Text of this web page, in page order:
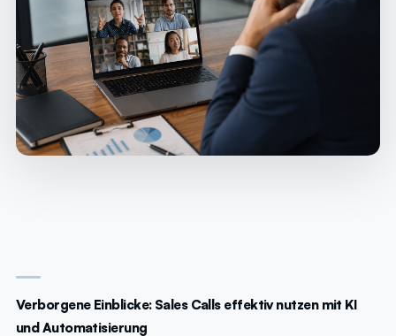
Verborgene Einblicke: Sales Calls effektiv nutzen mit KI
und Automatisierung